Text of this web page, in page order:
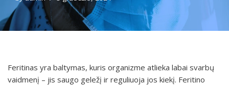
Feritinas yra baltymas, kuris organizme atlieka labai svarbų
vaidmenį – jis saugo geležį ir reguliuoja jos kiekį. Feritino